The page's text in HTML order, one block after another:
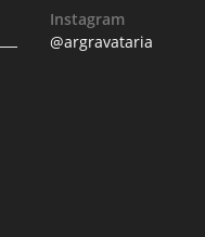
Instagram
@argravataria